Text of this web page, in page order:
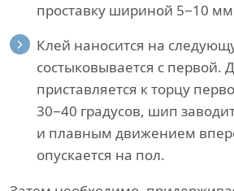
проставку шириной 5−10
Клей наносится на
состыковывается с первой.
приставляется к торцу
30−40 градусов, шип
и плавным движением
опускается на пол.